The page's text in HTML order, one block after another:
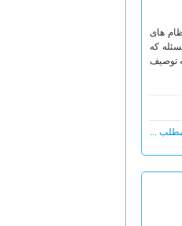
های
که
توصیف
مطلب ...